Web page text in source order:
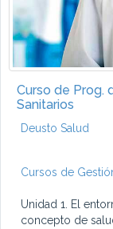
Curso de Prog.
Sanitarios
Deusto Salud
Cursos de
Unidad 1. El
concepto de